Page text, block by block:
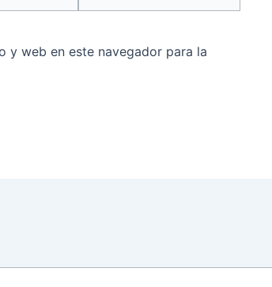
y web en este navegador para la